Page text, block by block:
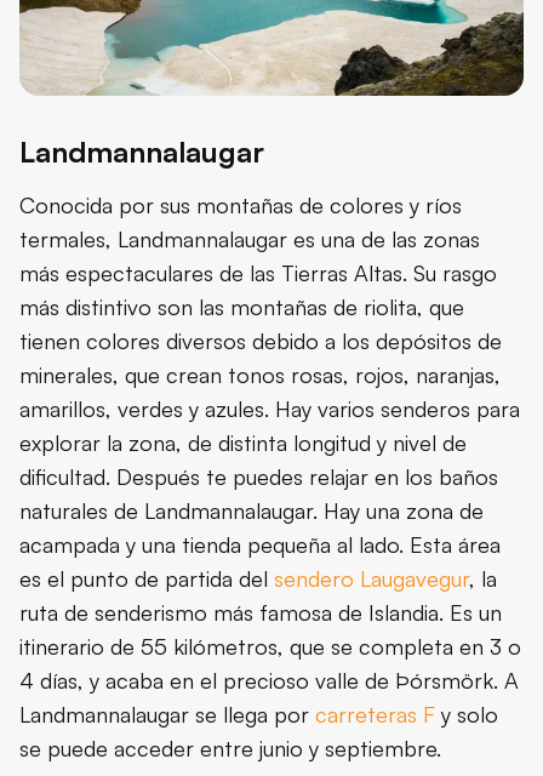
Landmannalaugar
Conocida por sus montañas de colores y ríos
termales, Landmannalaugar es una de las zonas
más espectaculares de las Tierras Altas. Su rasgo
más distintivo son las montañas de riolita, que
tienen colores diversos debido a los depósitos de
minerales, que crean tonos rosas, rojos, naranjas,
amarillos, verdes y azules. Hay varios senderos para
explorar la zona, de distinta longitud y nivel de
dificultad. Después te puedes relajar en los baños
naturales de Landmannalaugar. Hay una zona de
acampada y una tienda pequeña al lado. Esta área
es el punto de partida del sendero Laugavegur, la
ruta de senderismo más famosa de Islandia. Es un
itinerario de 55 kilómetros, que se completa en 3 o
4 días, y acaba en el precioso valle de Þórsmörk. A
Landmannalaugar se llega por carreteras F y solo
se puede acceder entre junio y septiembre.